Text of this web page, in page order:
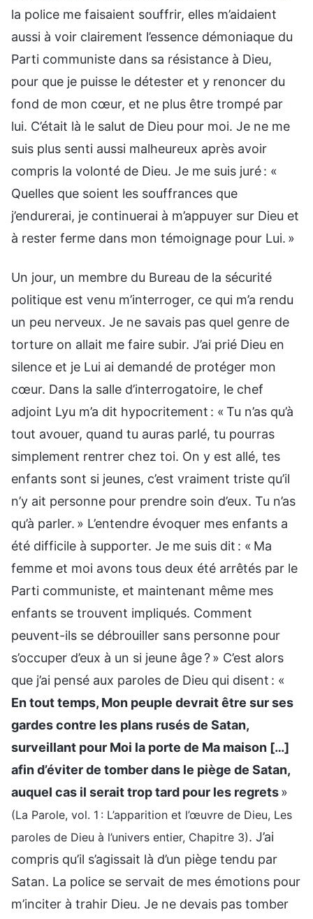
la police me faisaient souffrir, elles m’aidaient
aussi à voir clairement l’essence démoniaque du
Parti communiste dans sa résistance à Dieu,
pour que je puisse le détester et y renoncer du
fond de mon cœur, et ne plus être trompé par
lui. C’était là le salut de Dieu pour moi. Je ne me
suis plus senti aussi malheureux après avoir
compris la volonté de Dieu. Je me suis juré : «
Quelles que soient les souffrances que
j’endurerai, je continuerai à m’appuyer sur Dieu et
à rester ferme dans mon témoignage pour Lui. »
Un jour, un membre du Bureau de la sécurité
politique est venu m’interroger, ce qui m’a rendu
un peu nerveux. Je ne savais pas quel genre de
torture on allait me faire subir. J’ai prié Dieu en
silence et je Lui ai demandé de protéger mon
cœur. Dans la salle d’interrogatoire, le chef
adjoint Lyu m’a dit hypocritement : « Tu n’as qu’à
tout avouer, quand tu auras parlé, tu pourras
simplement rentrer chez toi. On y est allé, tes
enfants sont si jeunes, c’est vraiment triste qu’il
n’y ait personne pour prendre soin d’eux. Tu n’as
qu’à parler. » L’entendre évoquer mes enfants a
été difficile à supporter. Je me suis dit : « Ma
femme et moi avons tous deux été arrêtés par le
Parti communiste, et maintenant même mes
enfants se trouvent impliqués. Comment
peuvent-ils se débrouiller sans personne pour
s’occuper d’eux à un si jeune âge ? » C’est alors
que j’ai pensé aux paroles de Dieu qui disent : «
En tout temps, Mon peuple devrait être sur ses
gardes contre les plans rusés de Satan,
surveillant pour Moi la porte de Ma maison […]
afin d’éviter de tomber dans le piège de Satan,
auquel cas il serait trop tard pour les regrets»
(La Parole, vol. 1 : L’apparition et l’œuvre de Dieu, Les
paroles de Dieu à l’univers entier, Chapitre 3). J’ai
compris qu’il s’agissait là d’un piège tendu par
Satan. La police se servait de mes émotions pour
m’inciter à trahir Dieu. Je ne devais pas tomber